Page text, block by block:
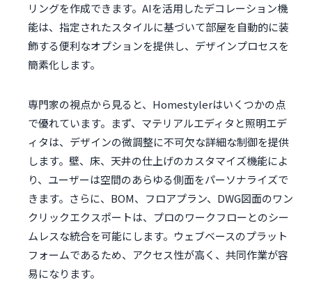
リングを作成できます。AIを活用したデコレーション機
能は、指定されたスタイルに基づいて部屋を自動的に装
飾する便利なオプションを提供し、デザインプロセスを
簡素化します。
専門家の視点から見ると、Homestylerはいくつかの点
で優れています。まず、マテリアルエディタと照明エデ
ィタは、デザインの微調整に不可欠な詳細な制御を提供
します。壁、床、天井の仕上げのカスタマイズ機能によ
り、ユーザーは空間のあらゆる側面をパーソナライズで
きます。さらに、BOM、フロアプラン、DWG図面のワン
クリックエクスポートは、プロのワークフローとのシー
ムレスな統合を可能にします。ウェブベースのプラット
フォームであるため、アクセス性が高く、共同作業が容
易になります。